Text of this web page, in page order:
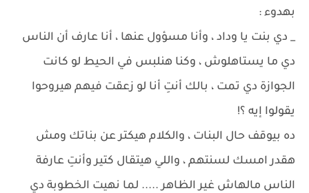
بهدوء :
_ دي بنت يا وداد ، وأنا مسؤول عنها ، أنا عارف أن الناس
دي ما يستاهلوش ، وكنا هنلبس في الحيط لو كانت
الجوازة دي تمت ، بالك أنتِ أنا لو زعقت فيهم هيروحوا
يقولوا إيه ؟!
ده بيوقف حال البنات ، والكلام هيكتر عن بناتك ومش
هقدر امسك لسنتهم ، واللي هيتقال كتير وأنتِ عارفة
الناس مالهاش غير الظاهر ..... لما نهيت الخطوبة دي